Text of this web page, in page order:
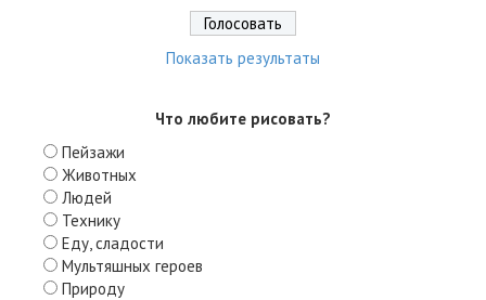
Показать результаты
Что любите рисовать?
Пейзажи
Животных
Людей
Технику
Еду, сладости
Мультяшных героев
Природу